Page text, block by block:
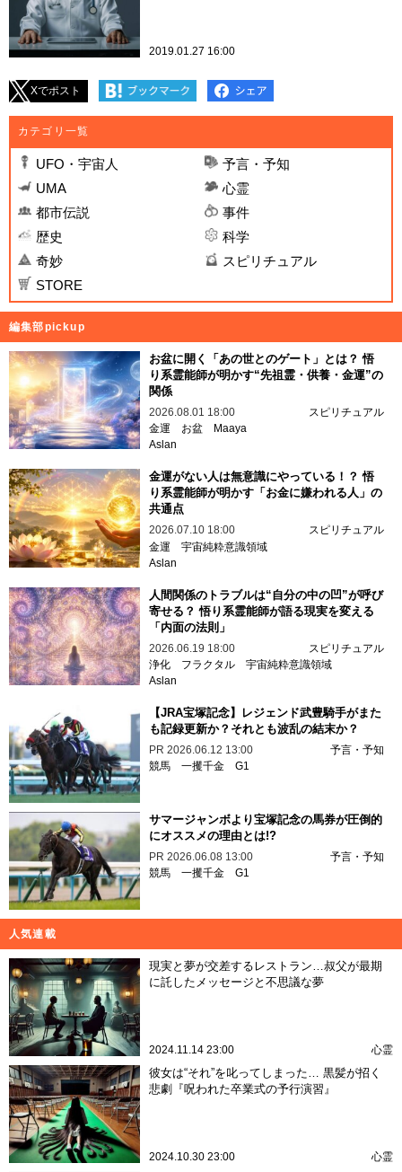
2019.01.27 16:00
Xでポスト
カテゴリ一覧
UFO・宇宙人
予言・予知
UMA
心霊
都市伝説
事件
歴史
科学
奇妙
スピリチュアル
STORE
編集部pickup
お盆に開く「あの世とのゲート」とは？ 悟
り系霊能師が明かす“先祖霊・供養・金運”の
関係
2026.08.01 18:00
スピリチュアル
金運
お盆
Maaya
Aslan
金運がない人は無意識にやっている！？ 悟
り系霊能師が明かす「お金に嫌われる人」の
共通点
2026.07.10 18:00
スピリチュアル
金運 宇宙純粋意識領域
Aslan
人間関係のトラブルは“自分の中の凹”が呼び
寄せる？ 悟り系霊能師が語る現実を変える
「内面の法則」
2026.06.19 18:00
スピリチュアル
浄化
フラクタル 宇宙純粋意識領域
Aslan
【JRA宝塚記念】レジェンド武豊騎手がまた
も記録更新か？それとも波乱の結末か？
PR 2026.06.12 13:00
予言・予知
競馬 一攫千金 G1
サマージャンボより宝塚記念の馬券が圧倒的
にオススメの理由とは!?
PR 2026.06.08 13:00
予言・予知
競馬 一攫千金 G1
人気連載
現実と夢が交差するレストラン…叔父が最期
に託したメッセージと不思議な夢
2024.11.14 23:00 心霊
彼女は“それ”を叱ってしまった… 黒髪が招く
悲劇『呪われた卒業式の予行演習』
2024.10.30 23:00 心霊